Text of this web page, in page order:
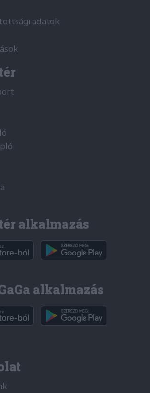
adatok
alkalmazás
alkalmazás